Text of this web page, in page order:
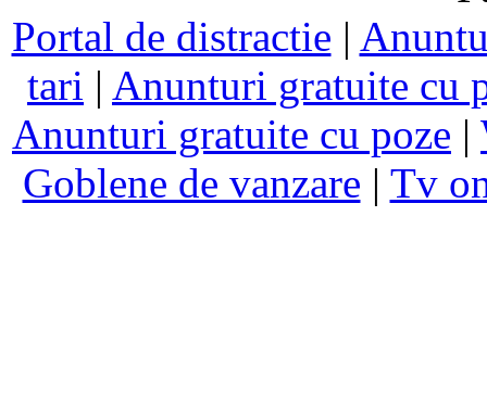
Portal de distractie |
tari | Anunturi gratuite cu
Anunturi gratuite cu poze |
Goblene de vanzare | Tv